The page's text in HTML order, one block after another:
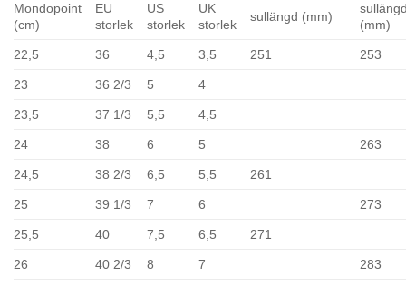
Mondopoint
(cm)
EU
storlek
US
storlek
UK
storlek
sullängd (mm)
(mm)
22,5 36 4,5 3,5 251 253
23 36 2/3 5 4
23,5 37 1/3 5,5 4,5
24 38 6 5 263
24,5 38 2/3 6,5 5,5 261
25 39 1/3 7 6 273
25,5 40 7,5 6,5 271
26 40 2/3 8 7 283